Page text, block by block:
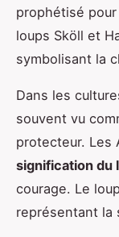
prophétisé
loups Sköll et
symbolisant la
Dans les
souvent vu
protecteur. Les
signification du
courage. Le
représentant la